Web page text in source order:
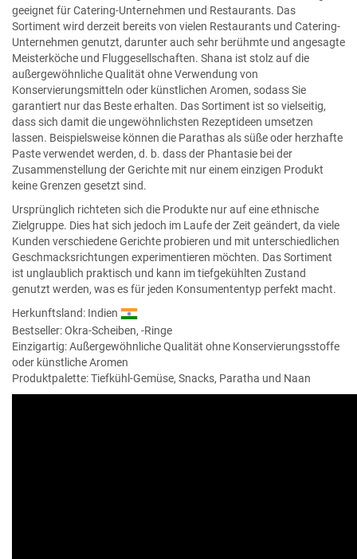
geeignet für Catering-Unternehmen und Restaurants. Das
Sortiment wird derzeit bereits von vielen Restaurants und Catering-
Unternehmen genutzt, darunter auch sehr berühmte und angesagte
Meisterköche und Fluggesellschaften. Shana ist stolz auf die
außergewöhnliche Qualität ohne Verwendung von
Konservierungsmitteln oder künstlichen Aromen, sodass Sie
garantiert nur das Beste erhalten. Das Sortiment ist so vielseitig,
dass sich damit die ungewöhnlichsten Rezeptideen umsetzen
lassen. Beispielsweise können die Parathas als süße oder herzhafte
Paste verwendet werden, d. b. dass der Phantasie bei der
Zusammenstellung der Gerichte mit nur einem einzigen Produkt
keine Grenzen gesetzt sind.
Ursprünglich richteten sich die Produkte nur auf eine ethnische
Zielgruppe. Dies hat sich jedoch im Laufe der Zeit geändert, da viele
Kunden verschiedene Gerichte probieren und mit unterschiedlichen
Geschmacksrichtungen experimentieren möchten. Das Sortiment
ist unglaublich praktisch und kann im tiefgekühlten Zustand
genutzt werden, was es für jeden Konsumententyp perfekt macht.
Herkunftsland: Indien
Bestseller:Okra-Scheiben, -Ringe
Einzigartig: Außergewöhnliche Qualität ohne Konservierungsstoffe
oder künstliche Aromen
Produktpalette: Tiefkühl-Gemüse, Snacks, Paratha und Naan